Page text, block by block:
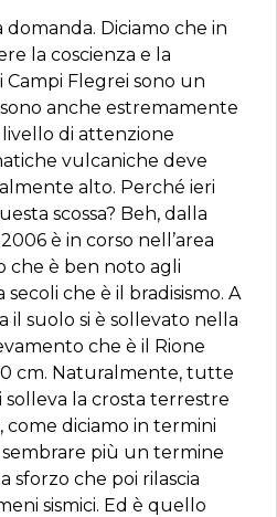
Diciamo che in
la coscienza e la
Campi Flegrei sono un
anche estremamente
di attenzione
vulcaniche deve
alto. Perché ieri
scossa? Beh, dalla
è in corso nell’area
che è ben noto agli
che è il bradisismo. A
il suolo si è sollevato nella
che è il Rione
cm. Naturalmente, tutte
solleva la crosta terrestre
come diciamo in termini
più un termine
sforzo che poi rilascia
sismici. Ed è quello